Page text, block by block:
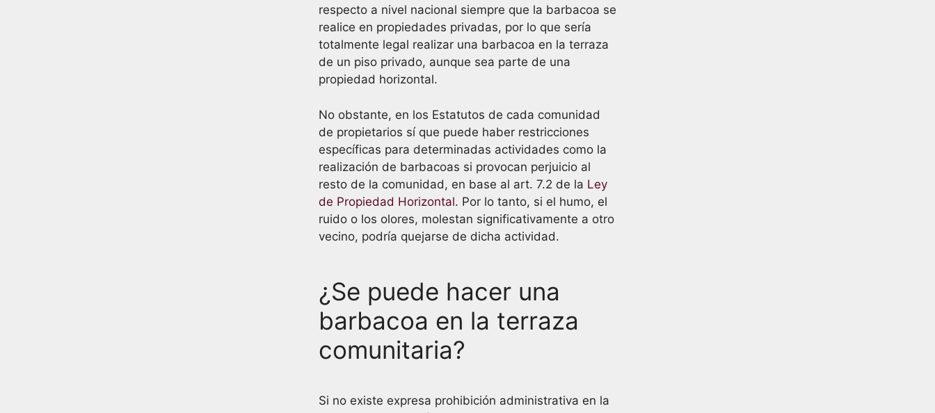
respecto a nivel nacional siempre que la barbacoa se
realice en propiedades privadas, por lo que sería
totalmente legal realizar una barbacoa en la terraza
de un piso privado, aunque sea parte de una
propiedad horizontal.
No obstante, en los Estatutos de cada comunidad
de propietarios sí que puede haber restricciones
específicas para determinadas actividades como la
realización de barbacoas si provocan perjuicio al
resto de la comunidad, en base al art. 7.2 de la Ley
de Propiedad Horizontal. Por lo tanto, si el humo, el
ruido o los olores, molestan significativamente a otro
vecino, podría quejarse de dicha actividad.
¿Se puede hacer una
barbacoa en la terraza
comunitaria?
Si no existe expresa prohibición administrativa en la